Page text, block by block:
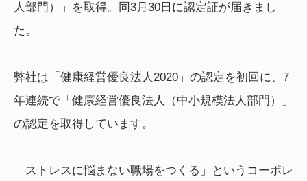
人部門）」を取得。同3月30日に認定証が届きまし
た。
弊社は「健康経営優良法人2020」の認定を初回に、7
年連続で「健康経営優良法人（中小規模法人部門）」
の認定を取得しています。
「ストレスに悩まない職場をつくる」というコーポレ